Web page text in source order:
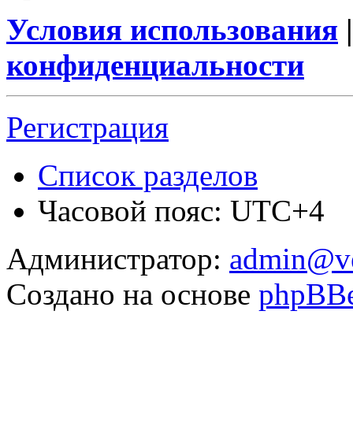
Условия использования
конфиденциальности
Регистрация
Список разделов
Часовой пояс: UTC+4
Администратор:
Создано на основе